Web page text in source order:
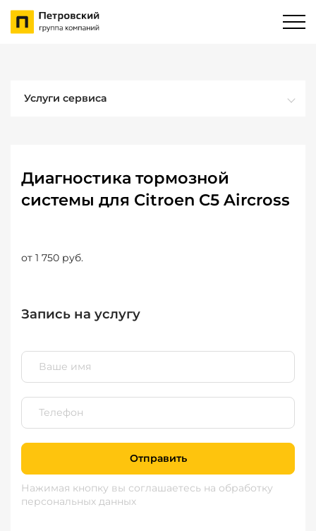
Услуги сервиса
Диагностика тормозной
системы для Citroen C5 Aircross
от 1 750 руб.
Запись на услугу
Отправить
Нажимая кнопку вы соглашаетесь на обработку
персональных данных